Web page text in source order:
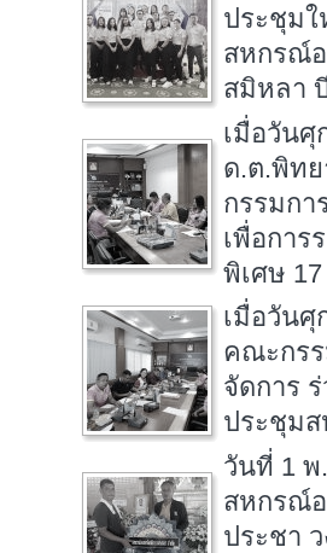
ประชุม
สหกรณ์
สมิหลา
เมื่อวันศุ
ด.ต.พิท
กรรมกา
เพื่อการ
พิเศษ
เมื่อวันศุ
คณะกรร
จัดการ
ประชุม
วันที่ 1
สหกรณ์
ประชา